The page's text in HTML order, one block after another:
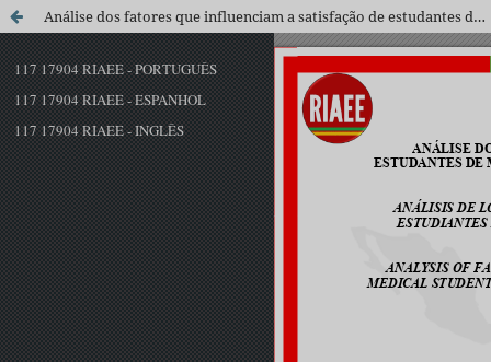
Análise dos fatores que influenciam a satisfação de estudantes de Medicina brasileiros nas modalidades de ensino remota e presencial